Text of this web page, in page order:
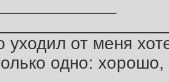
уходил от меня
одно: